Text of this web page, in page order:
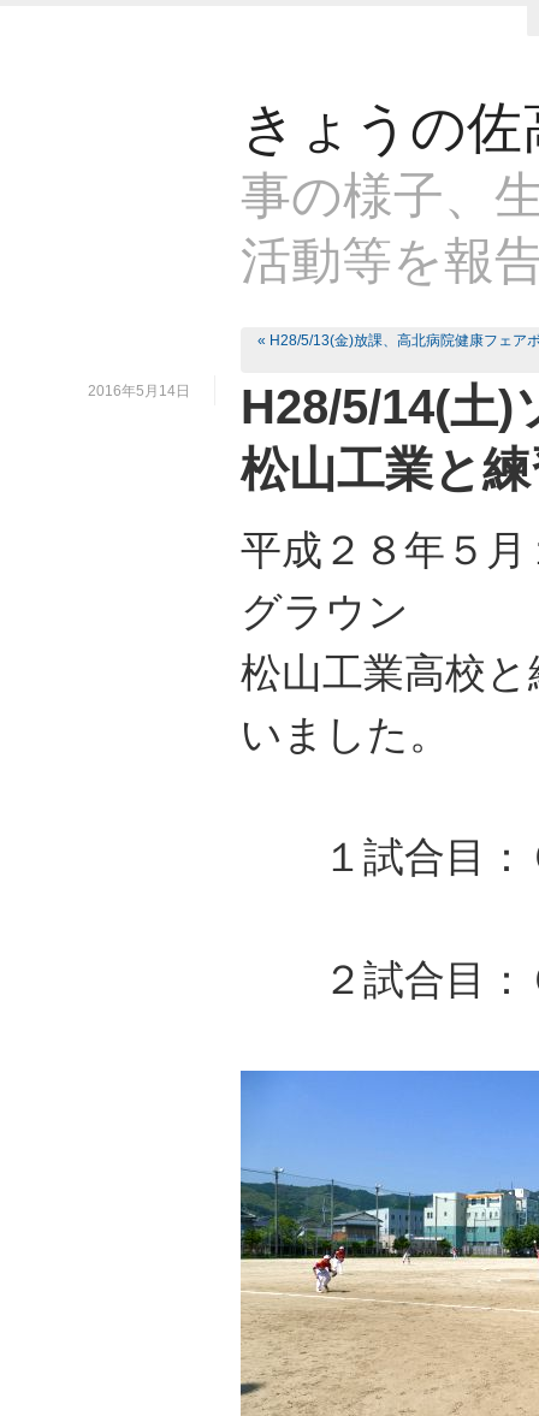
きょうの佐
事の様子、
活動等を報
« H28/5/13(金)放課、高北病院健康フェア
2016年5月14日
H28/5/14(土)
松山工業と
平成２８年５
グラウン
松山工業高校
いました。
１試合目：
２試合目：